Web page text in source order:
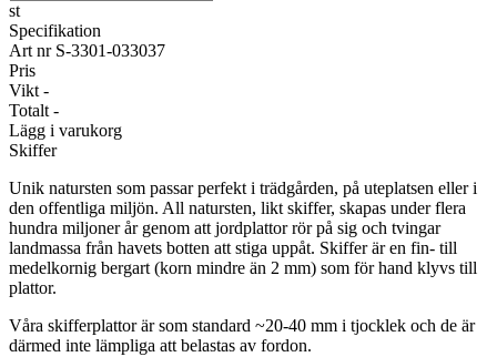
st
Specifikation
Art nr S-3301-033037
Pris
Vikt -
Totalt -
Lägg i varukorg
Skiffer
Unik natursten som passar perfekt i trädgården, på uteplatsen eller i
den offentliga miljön. All natursten, likt skiffer, skapas under flera
hundra miljoner år genom att jordplattor rör på sig och tvingar
landmassa från havets botten att stiga uppåt. Skiffer är en fin- till
medelkornig bergart (korn mindre än 2 mm) som för hand klyvs till
plattor.
Våra skifferplattor är som standard ~20-40 mm i tjocklek och de är
därmed inte lämpliga att belastas av fordon.